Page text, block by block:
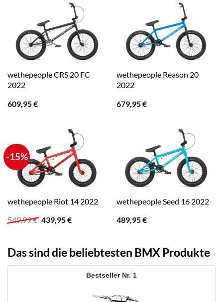
wethepeople CRS 20 FC
2022
609,95€
wethepeople Reason 20
2022
679,95€
-15%
wethepeople Riot 14 2022
549,99€ Ursprünglicher
439,95€Aktueller
wethepeople Seed 16 2022
489,95€
Das sind die beliebtesten BMX Produkte
1